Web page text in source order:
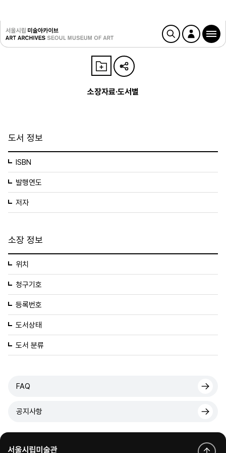
소장자료·도서별
도서 정보
ISBN
발행연도
저자
소장 정보
위치
청구기호
등록번호
도서상태
도서 분류
FAQ
공지사항